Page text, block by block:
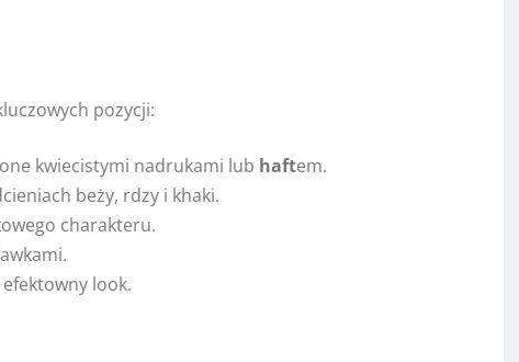
pozycji:
kwiecistymi nadrukami lub haftem.
beży, rdzy i khaki.
charakteru.
look.